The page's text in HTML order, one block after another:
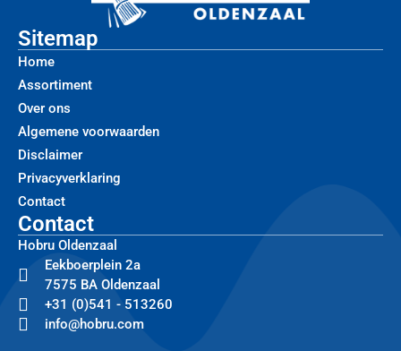
Sitemap
Home
Assortiment
Over ons
Algemene voorwaarden
Disclaimer
Privacyverklaring
Contact
Contact
Hobru Oldenzaal
Eekboerplein 2a
7575 BA Oldenzaal
+31 (0)541 - 513260
info@hobru.com